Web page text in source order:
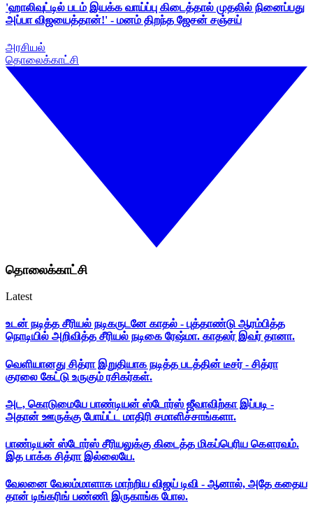
'ஹாலிவுட்டில் படம் இயக்க வாய்ப்பு கிடைத்தால் முதலில் நினைப்பது
அப்பா விஜயைத்தான்!' - மனம் திறந்த ஜேசன் சஞ்சய்
அரசியல்
தொலைக்காட்சி
தொலைக்காட்சி
Latest
உடன் நடித்த சீரியல் நடிகருடனே காதல் - புத்தாண்டு ஆரம்பித்த
நொடியில் அறிவித்த சீரியல் நடிகை ரேஷ்மா. காதலர் இவர் தானா.
வெளியானது சித்ரா இறுதியாக நடித்த படத்தின் டீசர் - சித்ரா
குரலை கேட்டு உருகும் ரசிகர்கள்.
அட, கொடுமையே பாண்டியன் ஸ்டோர்ஸ் ஜீவாவிற்கா இப்படி -
அதான் ஊருக்கு போய்ட்ட மாதிரி சமாளிச்சாங்களா.
பாண்டியன் ஸ்டோர்ஸ் சீரியலுக்கு கிடைத்த மிகப்பெரிய கௌரவம்.
இத பாக்க சித்ரா இல்லையே.
வேலனை வேலம்மாளாக மாற்றிய விஜய் டிவி - ஆனால், அதே கதைய
தான் டிங்கரிங் பண்ணி இருகாங்க போல.